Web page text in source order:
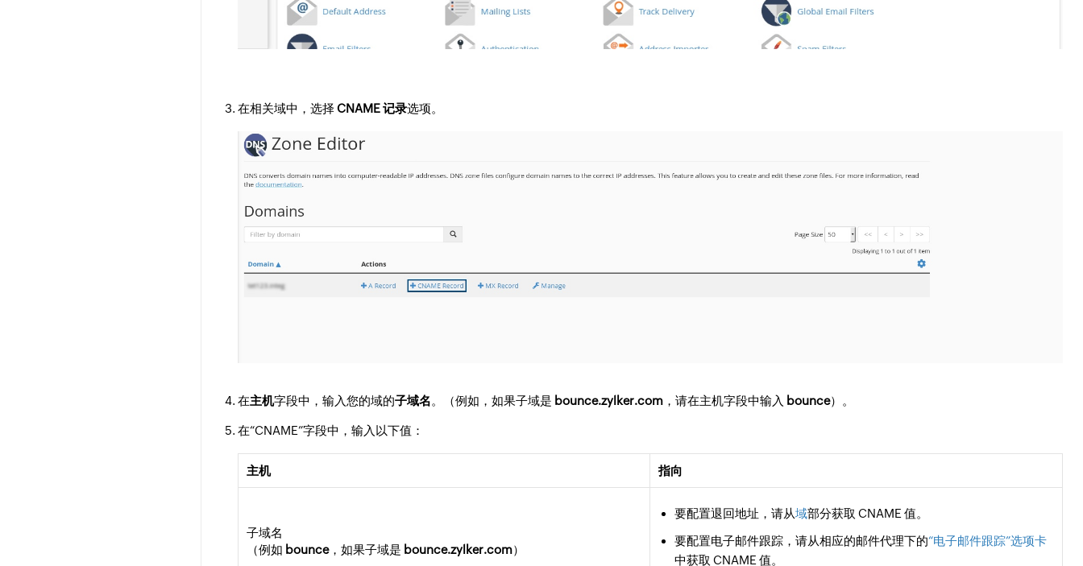
在相关域中，选择 CNAME 记录选项。
在主机字段中，输入您的域的子域名。（例如，如果子域是 bounce.zylker.com ，请在主机字段中输入 bounce）。
在“CNAME”字段中，输入以下值：
主机 指向
子域名
（例如 bounce，如果子域是 bounce.zylker.com）
要配置退回地址，请从域部分获取 CNAME 值。
要配置电子邮件跟踪，请从相应的邮件代理下的“电子邮件跟踪”选项卡
中获取 CNAME 值。